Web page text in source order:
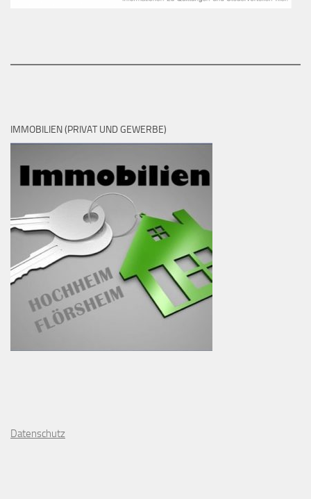
IMMOBILIEN (PRIVAT UND GEWERBE)
Datenschutz